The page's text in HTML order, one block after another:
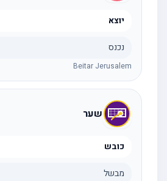
יוצא
נכנס
Beitar Jerusalem
שער
כובש
מבשל